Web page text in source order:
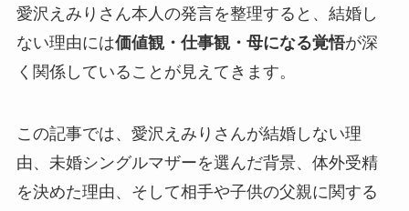
愛沢えみりさん本人の発言を整理すると、結婚し
ない理由には価値観・仕事観・母になる覚悟が深
く関係していることが見えてきます。
この記事では、愛沢えみりさんが結婚しない理
由、未婚シングルマザーを選んだ背景、体外受精
を決めた理由、そして相手や子供の父親に関する